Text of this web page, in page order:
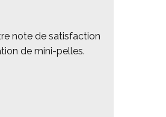
note de satisfaction
de mini-pelles.